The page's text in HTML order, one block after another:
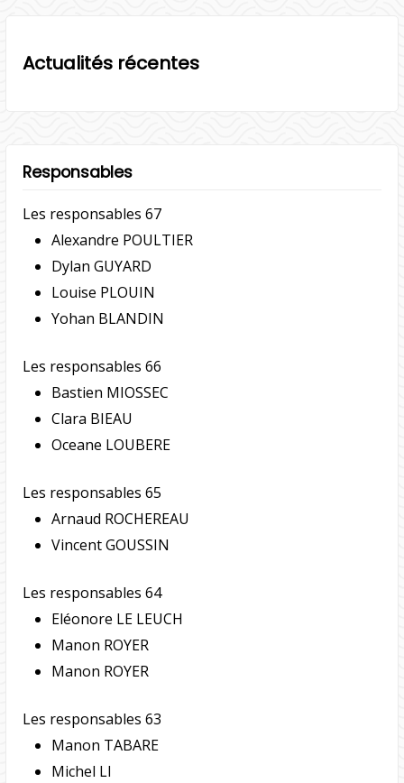
Responsables
Les responsables 67
Alexandre POULTIER
Dylan GUYARD
Louise PLOUIN
Yohan BLANDIN
Les responsables 66
Bastien MIOSSEC
Clara BIEAU
Oceane LOUBERE
Les responsables 65
Arnaud ROCHEREAU
Vincent GOUSSIN
Les responsables 64
Eléonore LE LEUCH
Manon ROYER
Manon ROYER
Les responsables 63
Manon TABARE
Michel LI
Actualités récentes